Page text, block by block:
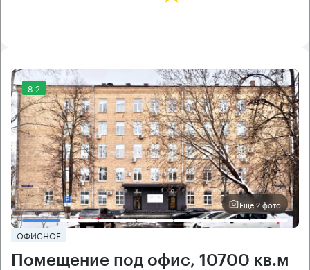
8.2
Еще 2 фото
ОФИСНОЕ
Помещение под офис, 10700 кв.м